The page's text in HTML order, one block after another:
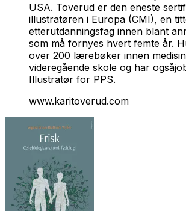
USA. Toverud er den eneste
illustratøren i Europa (CMI), en
etterutdanningsfag innen blant
som må fornyes hvert femte år.
over 200 lærebøker innen
videregående skole og har
Illustratør for PPS.
www.karitoverud.com